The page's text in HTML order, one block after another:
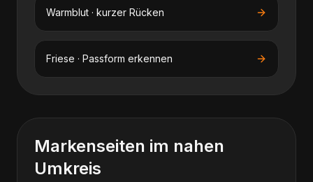
Warmblut · kurzer Rücken
Friese · Passform erkennen
Markenseiten im nahen
Umkreis